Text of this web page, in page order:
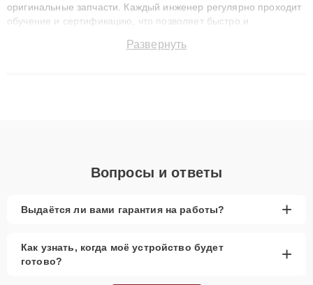
оригинальные запчасти. Каждый инженер регулярно проходит
обучение и сертификацию, что позволяет быстро и
сохранением гарантии до 3 лет. Наши мастера решают
Развернуть
Вопросы и ответы
Выдаётся ли вами гарантия на работы? +
Как узнать, когда моё устройство будет
готово?
+